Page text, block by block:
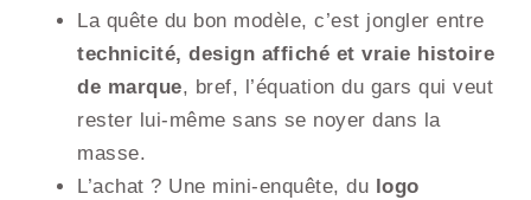
La quête du bon modèle, c’est jongler entre
technicité, design affiché et vraie histoire
de marque, bref, l’équation du gars qui veut
rester lui-même sans se noyer dans la
masse.
L’achat ? Une mini-enquête, du logo